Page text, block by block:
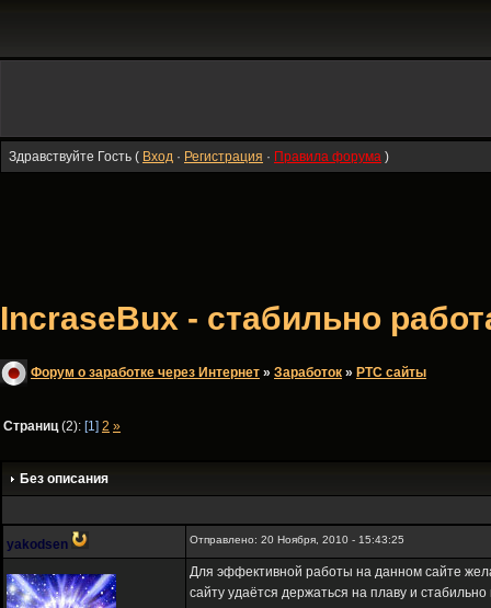
Здравствуйте Гость ( Вход · Регистрация · Правила форума )
IncraseBux - стабильно
Форум о заработке через Интернет » Заработок » PTC сайты
Страниц(2): [1] 2 »
Без описания
yakodsen Отправлено: 20 Ноября, 2010 - 15:43:25
Для эффективной работы на данном сайте
сайту удаётся держаться на плаву и